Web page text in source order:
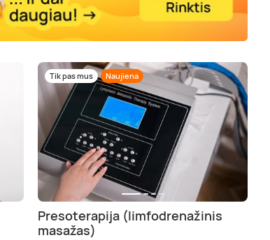
Tik pas mus Naujiena
Presoterapija (limfodrenažinis
masažas)